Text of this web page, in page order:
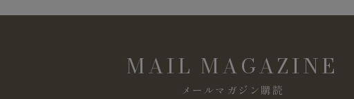
MAIL MAGAZINE
メールマガジン購読